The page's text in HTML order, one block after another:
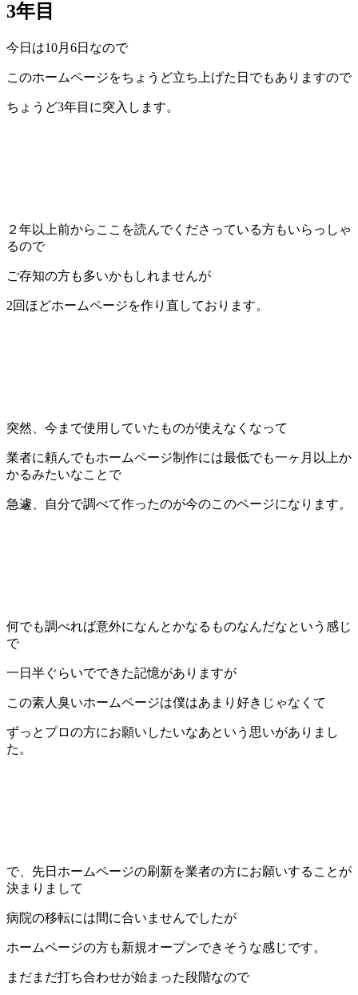
3年目
今日は10月6日なので
このホームページをちょうど立ち上げた日でもありますので
ちょうど3年目に突入します。
２年以上前からここを読んでくださっている方もいらっしゃ
るので
ご存知の方も多いかもしれませんが
2回ほどホームページを作り直しております。
突然、今まで使用していたものが使えなくなって
業者に頼んでもホームページ制作には最低でも一ヶ月以上か
かるみたいなことで
急遽、自分で調べて作ったのが今のこのページになります。
何でも調べれば意外になんとかなるものなんだなという感じ
で
一日半ぐらいでできた記憶がありますが
この素人臭いホームページは僕はあまり好きじゃなくて
ずっとプロの方にお願いしたいなあという思いがありまし
た。
で、先日ホームページの刷新を業者の方にお願いすることが
決まりまして
病院の移転には間に合いませんでしたが
ホームページの方も新規オープンできそうな感じです。
まだまだ打ち合わせが始まった段階なので